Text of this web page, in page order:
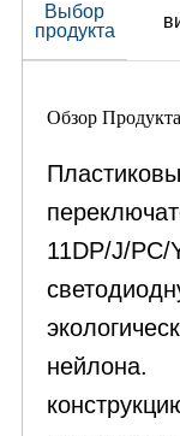
Выбор
продукта
Обзор
11DP/